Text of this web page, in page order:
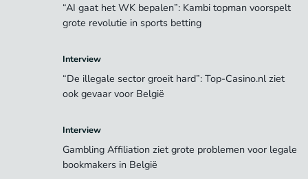
“AI gaat het WK bepalen”: Kambi topman voorspelt
grote revolutie in sports betting
Interview
“De illegale sector groeit hard”: Top-Casino.nl ziet
ook gevaar voor België
Interview
Gambling Affiliation ziet grote problemen voor legale
bookmakers in België